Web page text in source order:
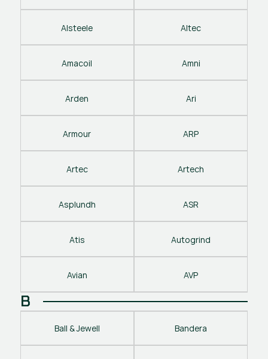
Alsteele Altec
Amacoil Amni
Arden Ari
Armour ARP
Artec Artech
Asplundh ASR
Atis Autogrind
Avian AVP
B
Ball & Jewell Bandera